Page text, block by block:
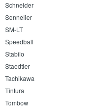
Schneider
Sennelier
SM-LT
Speedball
Stabilo
Staedtler
Tachikawa
Tintura
Tombow